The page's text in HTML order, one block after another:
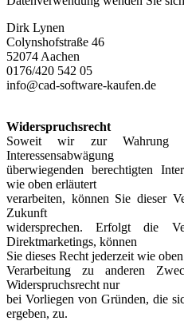
Dirk Lynen
Colynshofstraße 46
52074 Aachen
0176/420 542 05
info@cad-software-kaufen.de
Widerspruchsrecht
Soweit wir zur Wahrung
Interessensabwägung
überwiegenden berechtigten
wie oben erläutert
verarbeiten, können Sie dieser
Zukunft
widersprechen. Erfolgt die
Direktmarketings, können
Sie dieses Recht jederzeit wie
Verarbeitung zu anderen
Widerspruchsrecht nur
bei Vorliegen von Gründen, die
ergeben, zu.